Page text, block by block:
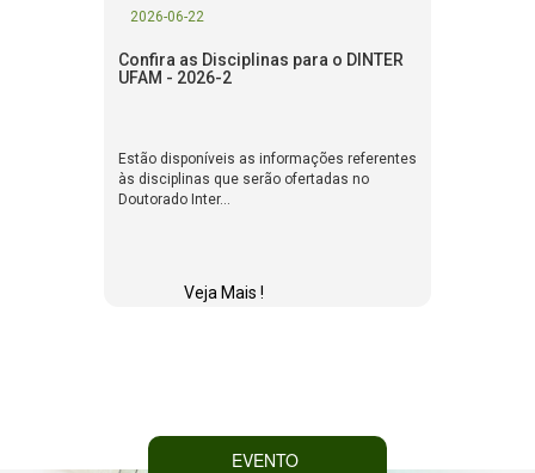
2026-06-22
Confira as Disciplinas para o DINTER
UFAM - 2026-2
Estão disponíveis as informações referentes
às disciplinas que serão ofertadas no
Doutorado Inter...
Veja Mais !
EVENTO